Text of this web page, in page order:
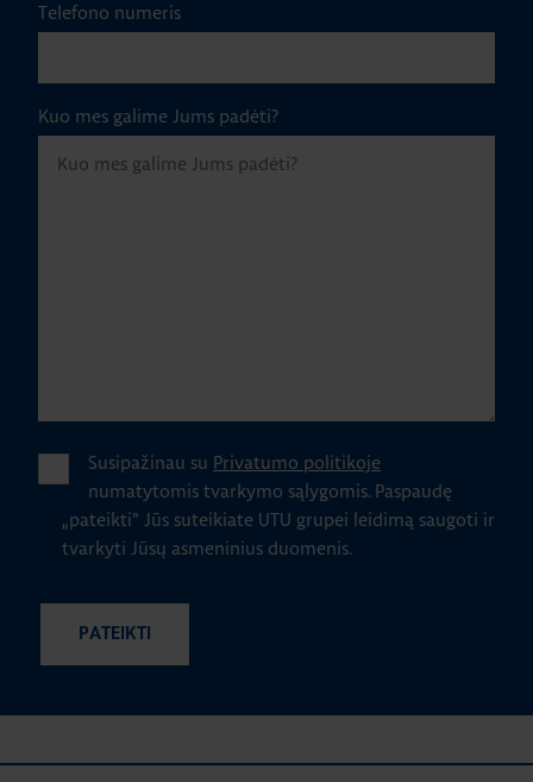
Telefono numeris
Kuo mes galime Jums padėti?
Susipažinau su Privatumo politikoje
numatytomis tvarkymo sąlygomis. Paspaudę
„pateikti" Jūs suteikiate UTU grupei leidimą saugoti ir
tvarkyti Jūsų asmeninius duomenis.